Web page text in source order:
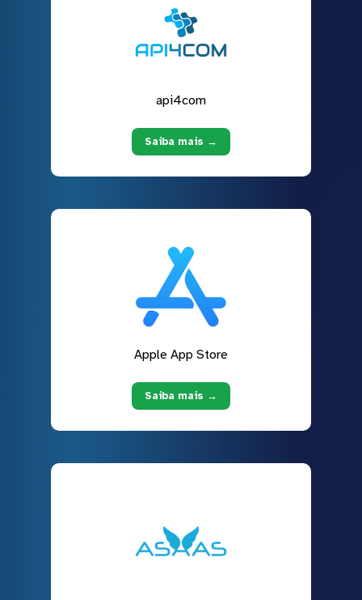
api4com
Saiba mais →
Apple App Store
Saiba mais →